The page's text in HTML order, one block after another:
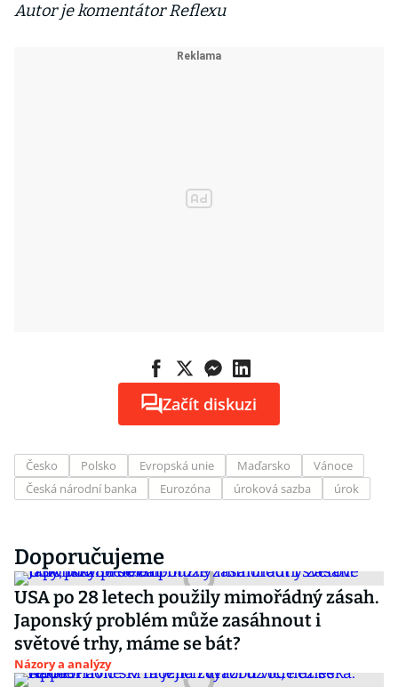
Autor je komentátor Reflexu
Začít diskuzi
Česko Polsko Evropská unie Maďarsko
Vánoce
Česká národní banka
Eurozóna úroková sazba úrok
Doporučujeme
USA po 28 letech použily mimořádný zásah.
Japonský problém může zasáhnout i
světové trhy, máme se bát?
Názory a analýzy